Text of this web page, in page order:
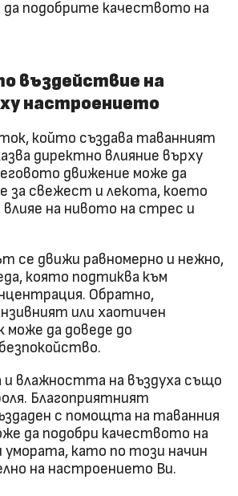
подобрите качеството на
въздействие на
настроението
който създава таванният
директно влияние върху
движение може да
за свежест и лекота, което
на нивото на стрес и
се движи равномерно и нежно,
която подтиква към
Обратно,
или хаотичен
може да доведе до
влажността на въздуха също
Благоприятният
с помощта на таванния
да подобри качеството на
умората, като по този начин
на настроението Ви.